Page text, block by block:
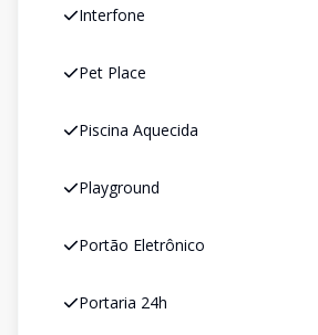
Interfone
Pet Place
Piscina Aquecida
Playground
Portão Eletrônico
Portaria 24h